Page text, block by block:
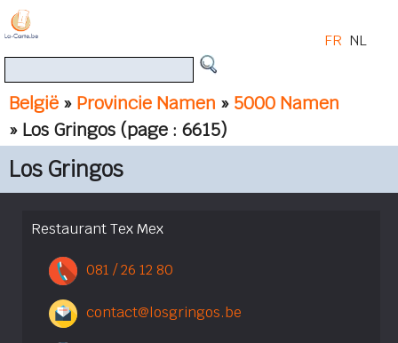
België » Provincie Namen » 5000 Namen
» Los Gringos (page : 6615)
FR NL
Los Gringos
Restaurant Tex Mex
081 / 26 12 80
contact@losgringos.be